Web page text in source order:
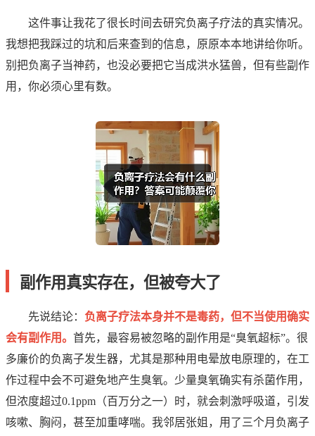
这件事让我花了很长时间去研究负离子疗法的真实情况。
我想把我踩过的坑和后来查到的信息，原原本本地讲给你听。
别把负离子当神药，也没必要把它当成洪水猛兽，但有些副作
用，你必须心里有数。
副作用真实存在，但被夸大了
先说结论： 负离子疗法本身并不是毒药，但不当使用确实
会有副作用。 首先，最容易被忽略的副作用是“臭氧超标”。很
多廉价的负离子发生器，尤其是那种用电晕放电原理的，在工
作过程中会不可避免地产生臭氧。少量臭氧确实有杀菌作用，
但浓度超过0.1ppm（百万分之一）时，就会刺激呼吸道，引发
咳嗽、胸闷，甚至加重哮喘。我邻居张姐，用了三个月负离子